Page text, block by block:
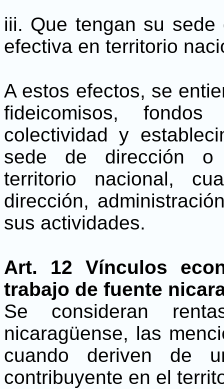
iii. Que tengan su sede
efectiva en territorio
A estos efectos, se
fideicomisos,
colectividad y
sede de dirección o
territorio nacional,
dirección,
sus actividades.
Art. 12 Vínculos
trabajo de fuente
Se consideran
nicaragüense, las
cuando deriven de
contribuyente en el